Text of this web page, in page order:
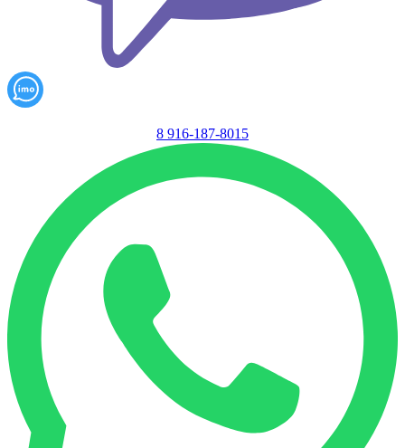
8 916-187-8015